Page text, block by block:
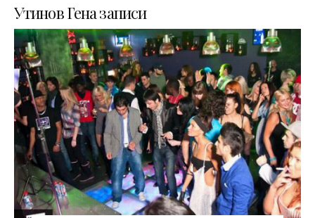
Утинов Гена записи